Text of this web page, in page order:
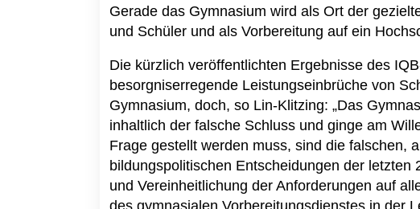
Gerade das Gymnasium wird als Ort der
und Schüler und als Vorbereitung auf ein
Die kürzlich veröffentlichten Ergebnisse des
besorgniserregende Leistungseinbrüche von
Gymnasium, doch, so Lin-Klitzing: „Das
inhaltlich der falsche Schluss und ginge am
Frage gestellt werden muss, sind die falschen,
bildungspolitischen Entscheidungen der
und Vereinheitlichung der Anforderungen auf